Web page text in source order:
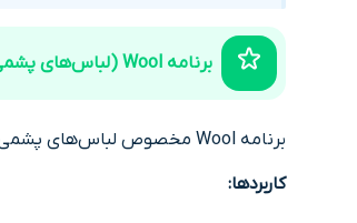
برنامه Wool (لباس‌های پشمی و حساس)
برنامه Wool مخصوص لباس‌های پشمی و بافت‌دار است که در صورت شستشوی نامناسب، دچار آب‌رفتگی یا تغییر شکل می‌شوند.
کاربردها: